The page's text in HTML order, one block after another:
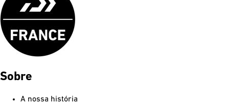
Sobre
A nossa história